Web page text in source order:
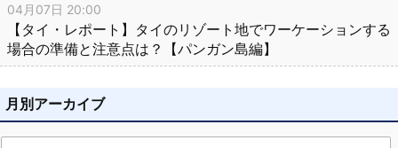
04月07日 20:00
【タイ・レポート】タイのリゾート地でワーケーションする
場合の準備と注意点は？【パンガン島編】
月別アーカイブ